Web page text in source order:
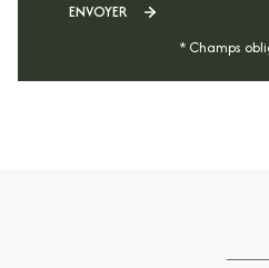
ENVOYER
* Champs